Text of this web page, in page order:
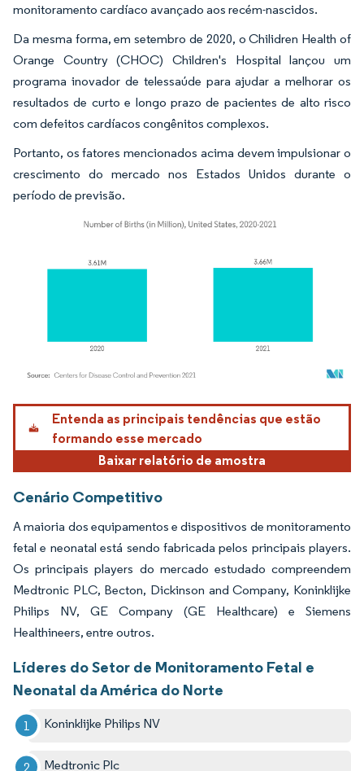
monitoramento cardíaco avançado aos recém-nascidos.
Da mesma forma, em setembro de 2020, o Chilidren Health of
Orange Country (CHOC) Children's Hospital lançou um
programa inovador de telessaúde para ajudar a melhorar os
resultados de curto e longo prazo de pacientes de alto risco
com defeitos cardíacos congênitos complexos.
Portanto, os fatores mencionados acima devem impulsionar o
crescimento do mercado nos Estados Unidos durante o
período de previsão.
Imagem © Mordor Intelligence. O reuso requer atribuição conforme CC BY 4.0.
Entenda as principais tendências que estão
formando esse mercado
Baixar relatório de amostra
Cenário Competitivo
A maioria dos equipamentos e dispositivos de monitoramento
fetal e neonatal está sendo fabricada pelos principais players.
Os principais players do mercado estudado compreendem
Medtronic PLC, Becton, Dickinson and Company, Koninklijke
Philips NV, GE Company (GE Healthcare) e Siemens
Healthineers, entre outros.
Líderes do Setor de Monitoramento Fetal e
Neonatal da América do Norte
Koninklijke Philips NV
Medtronic Plc